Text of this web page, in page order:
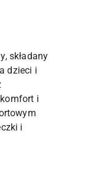
składany
dzieci i
i
i